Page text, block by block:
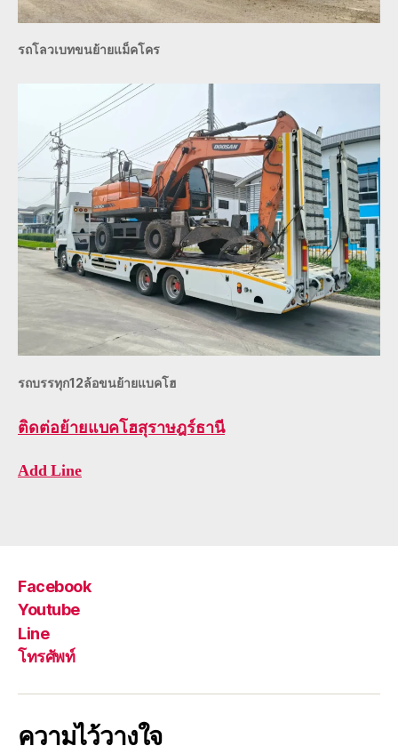
รถโลวเบทขนย้ายแม็คโคร
รถบรรทุก12ล้อขนย้ายแบคโฮ
ติดต่อย้ายแบคโฮสุราษฎร์ธานี
Add Line
Facebook
Youtube
Line
โทรศัพท์
ความไว้วางใจ